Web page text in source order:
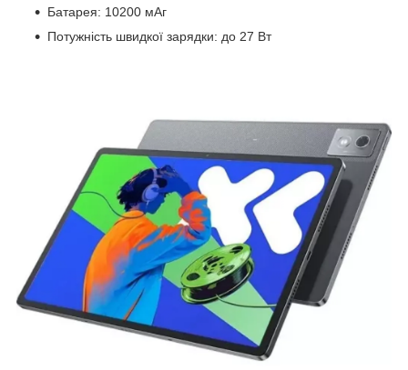
Батарея: 10200 мАг
Потужність швидкої зарядки: до 27 Вт